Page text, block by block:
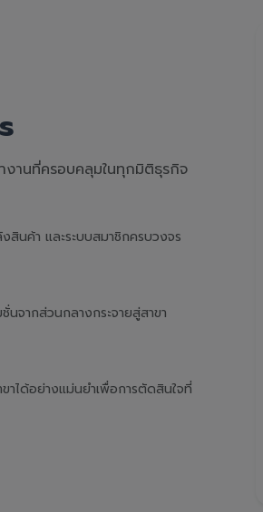
านที่ครอบคลุมในทุกมิติธุรกิจ
สินค้า และระบบสมาชิกครบวงจร
นจากส่วนกลางกระจายสู่สาขา
าได้อย่างแม่นยำเพื่อการตัดสินใจที่